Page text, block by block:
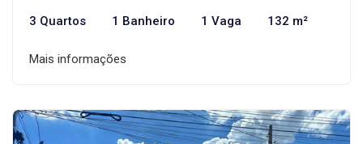
3 Quartos 1 Banheiro 1 Vaga 132 m²
Mais informações